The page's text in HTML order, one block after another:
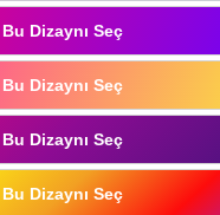
Bu Dizaynı Seç
Bu Dizaynı Seç
Bu Dizaynı Seç
Bu Dizaynı Seç